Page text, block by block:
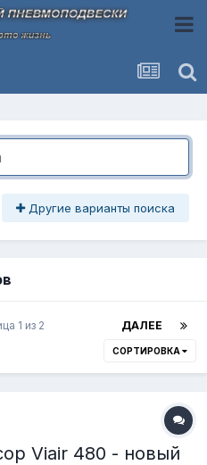
Другие варианты поиска
ДАЛЕЕ
1 из 2
СОРТИРОВКА
Viair 480 - новый